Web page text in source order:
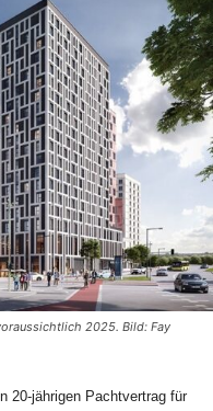
2025. Bild: Fay
20-jährigen Pachtvertrag für